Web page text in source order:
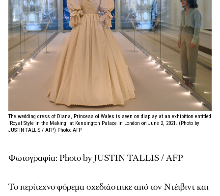
The wedding dress of Diana, Princess of Wales is seen on display at an exhibition entitled
'Royal Style in the Making' at Kensington Palace in London on June 2, 2021. (Photo by
JUSTIN TALLIS / AFP) Photo: AFP
Φωτογραφία: Photo by JUSTIN TALLIS / AFP
Το περίτεχνο φόρεμα σχεδιάστηκε από τον Ντέιβιντ και